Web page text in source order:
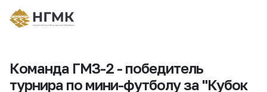
Команда ГМЗ-2 - победитель
турнира по мини-футболу за "Кубок